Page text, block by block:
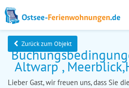
Zurück zum Objekt
Altwarp ,
Lieber Gast, wir freuen uns, dass Sie